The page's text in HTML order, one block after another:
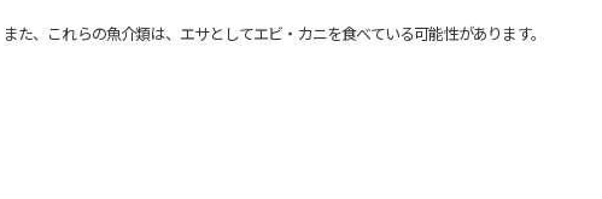
、これらの魚介類は、エサとしてエビ・カニを食べている可能性があります。